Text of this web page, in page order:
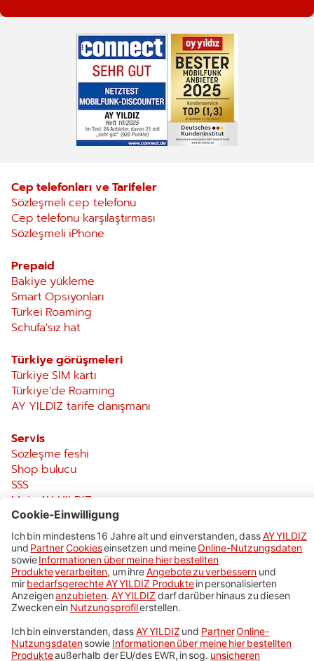
Cep telefonları ve Tarifeler
Sözleşmeli cep telefonu
Cep telefonu karşılaştırması
Sözleşmeli iPhone
Prepaid
Bakiye yükleme
Smart Opsiyonları
Türkei Roaming
Schufa'sız hat
Türkiye görüşmeleri
Türkiye SIM kartı
Türkiye‘de Roaming
AY YILDIZ tarife danışmanı
Servis
Sözleşme feshi
Shop bulucu
SSS
Mein AY YILDIZ
Impressum
AGB & Preise
Datenschutz
Cookies
Barrierefreiheit
Vertrag widerrufen
Vertrag kündigen